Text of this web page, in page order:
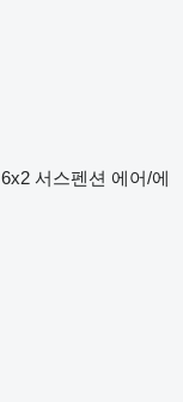
6x2 서스펜션 에어/에